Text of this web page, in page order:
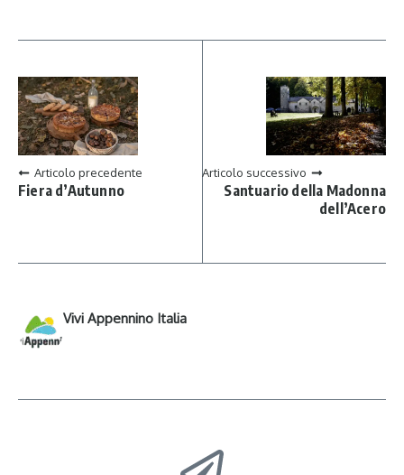
Articolo precedente
Fiera d’Autunno
Articolo successivo
Santuario della Madonna
dell’Acero
Vivi Appennino Italia